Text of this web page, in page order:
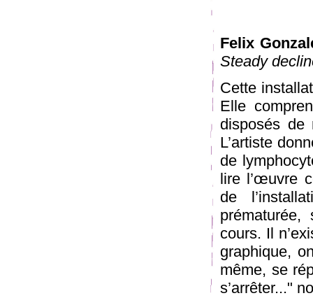
Felix
Steady
Cette
Elle
disposés
L’artiste
de
lire l’œuvre
de
cours. Il
graphique,
même, se
s’arrêter..."